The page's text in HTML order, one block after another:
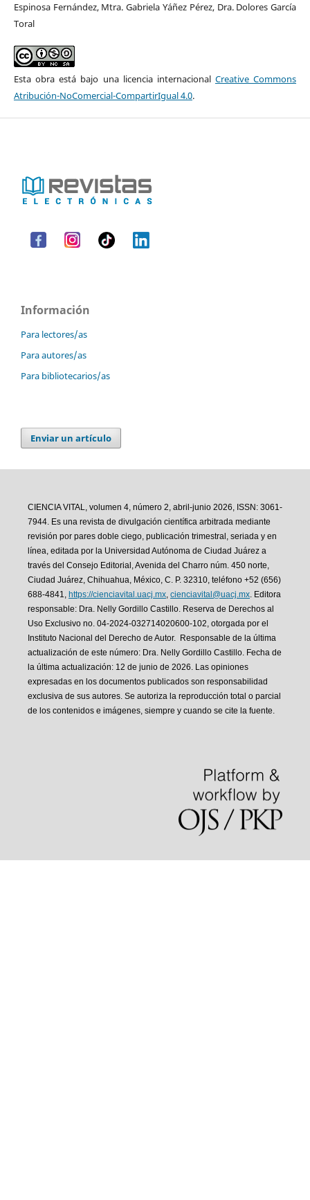
Espinosa Fernández, Mtra. Gabriela Yáñez Pérez, Dra. Dolores García
Toral
Esta obra está bajo una licencia internacional Creative Commons
Atribución-NoComercial-CompartirIgual 4.0.
Información
Para lectores/as
Para autores/as
Para bibliotecarios/as
Enviar un artículo
CIENCIA VITAL, volumen 4, número 2, abril-junio 2026, ISSN: 3061-
7944. Es una revista de divulgación científica arbitrada mediante
revisión por pares doble ciego, publicación trimestral, seriada y en
línea, editada por la Universidad Autónoma de Ciudad Juárez a
través del Consejo Editorial, Avenida del Charro núm. 450 norte,
Ciudad Juárez, Chihuahua, México, C. P. 32310, teléfono +52 (656)
688-4841, https://cienciavital.uacj.mx, cienciavital@uacj.mx. Editora
responsable: Dra. Nelly Gordillo Castillo. Reserva de Derechos al
Uso Exclusivo no. 04-2024-032714020600-102, otorgada por el
Instituto Nacional del Derecho de Autor. Responsable de la última
actualización de este número: Dra. Nelly Gordillo Castillo. Fecha de
la última actualización: 12 de junio de 2026. Las opiniones
expresadas en los documentos publicados son responsabilidad
exclusiva de sus autores. Se autoriza la reproducción total o parcial
de los contenidos e imágenes, siempre y cuando se cite la fuente.